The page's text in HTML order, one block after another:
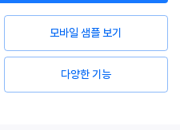
모바일 샘플 보기
다양한 기능